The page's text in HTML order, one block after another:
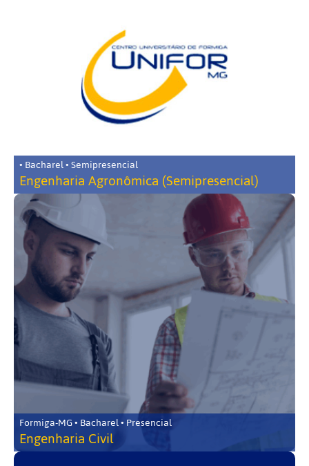
• Bacharel • Semipresencial
Engenharia Agronômica (Semipresencial)
Formiga-MG • Bacharel • Presencial
Engenharia Civil